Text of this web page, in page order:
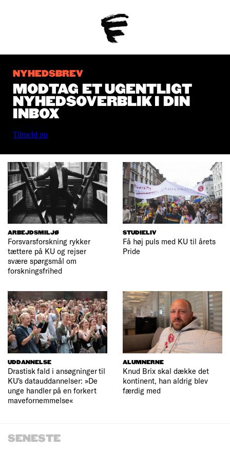
NYHEDSBREV
MODTAG ET UGENTLIGT
NYHEDSOVERBLIK I DIN
INBOX
Tilmeld nu
ARBEJDSMILJØ
Forsvarsforskning rykker
tættere på KU og rejser
svære spørgsmål om
forskningsfrihed
STUDIELIV
Få høj puls med KU til årets
Pride
UDDANNELSE
Drastisk fald i ansøgninger til
KU's datauddannelser: »De
unge handler på en forkert
mavefornemmelse«
ALUMNERNE
Knud Brix skal dække det
kontinent, han aldrig blev
færdig med
SENESTE